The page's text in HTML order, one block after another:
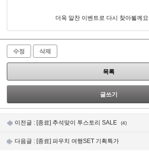
더욱 알찬 이벤트로 다시 찾아뵐께
수정 삭제
목록
글쓰기
이전글 : [종료] 추석맞이 투스토리 SALE (4)
다음글 : [종료] 파우치 여행SET 기획특가